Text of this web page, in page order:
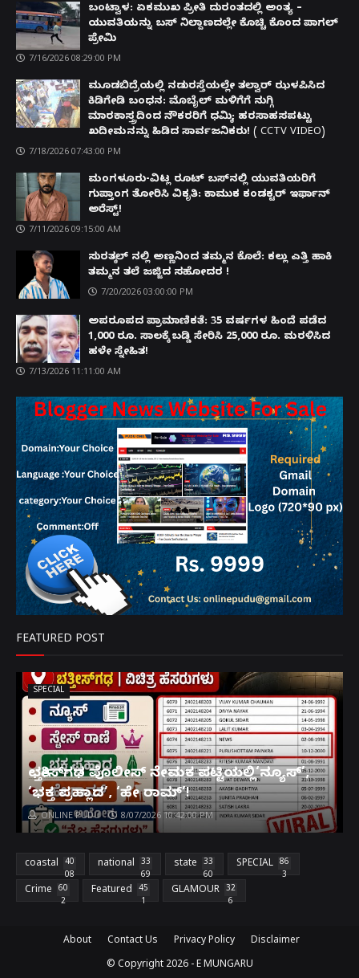
ಬಂಟ್ವಾಳ: ಏಕಮುಖ ಪ್ರೀತಿ ದುರಂತದಲ್ಲಿ ಅಂತ್ಯ –
ಯುವತಿಯನ್ನು ಬಸ್ ನಿಲ್ದಾಣದಲ್ಲೇ ಕೊಚ್ಚಿ ಕೊಂದ ಪಾಗಲ್
ಪ್ರೇಮಿ
7/16/2026 08:29:00 PM
ಮೂಡಬಿದ್ರೆಯಲ್ಲಿ ನಡುರಸ್ತೆಯಲ್ಲೇ ತಲ್ವಾರ್ ಝಳಪಿಸಿದ
ಕಿಡಿಗೇಡಿ ಬಂಧನ: ಮೊಬೈಲ್ ಮಳಿಗೆಗೆ ನುಗ್ಗಿ
ಮಾರಕಾಸ್ತ್ರದಿಂದ ನೌಕರರಿಗೆ ಧಮ್ಕಿ; ಹರಸಾಹಸಪಟ್ಟು
ಖದೀಮನನ್ನು ಹಿಡಿದ ಸಾರ್ವಜನಿಕರು! ( CCTV VIDEO)
7/18/2026 07:43:00 PM
ಮಂಗಳೂರು-ವಿಟ್ಲ ರೂಟ್ ಬಸ್‌ನಲ್ಲಿ ಯುವತಿಯರಿಗೆ
ಗುಪ್ತಾಂಗ ತೋರಿಸಿ ವಿಕೃತಿ: ಕಾಮುಕ ಕಂಡಕ್ಟರ್ ಇರ್ಫಾನ್
ಅರೆಸ್ಟ್!
7/11/2026 09:15:00 AM
ಸುರತ್ಕಲ್ ನಲ್ಲಿ ಅಣ್ಣನಿಂದ ತಮ್ಮನ ಕೊಲೆ: ಕಲ್ಲು ಎತ್ತಿ ಹಾಕಿ
ತಮ್ಮನ ತಲೆ ಜಜ್ಜಿದ ಸಹೋದರ !
7/20/2026 03:00:00 PM
ಅಪರೂಪದ ಪ್ರಾಮಾಣಿಕತೆ: 35 ವರ್ಷಗಳ ಹಿಂದೆ ಪಡೆದ
1,000 ರೂ. ಸಾಲಕ್ಕೆ ಬಡ್ಡಿ ಸೇರಿಸಿ 25,000 ರೂ. ಮರಳಿಸಿದ
ಹಳೇ ಸ್ನೇಹಿತ!
7/13/2026 11:11:00 AM
FEATURED POST
SPECIAL
ಛತ್ತೀಸ್‌ಗಢ ಪೊಲೀಸ್ ನೇಮಕ ಪಟ್ಟಿಯಲ್ಲಿ‘ನ್ಯೂಸ್’,
‘ಭಕ್ತ ಪ್ರಹ್ಲಾದ’, ‘ಹೇ ರಾಮ್’!
ONLINE PUDU 8/07/2026 10:42:00 PM
coastal
40
08
national
33
69
state
33
60
SPECIAL
86
3
Crime
60
2
Featured
45
1
GLAMOUR
32
6
About Contact Us Privacy Policy
Disclaimer
© Copyright 2026 -E MUNGARU